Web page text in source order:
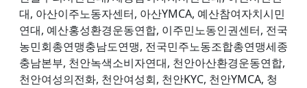
대, 아산이주노동자센터, 아산YMCA, 예산참여자치시민
연대, 예산홍성환경운동연합, 이주민노동인권센터, 전국
농민회총연맹충남도연맹, 전국민주노동조합총연맹세종
충남본부, 천안녹색소비자연대, 천안아산환경운동연합,
천안여성의전화, 천안여성회, 천안KYC, 천안YMCA, 청